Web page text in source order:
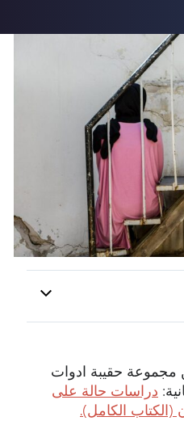
مجموعة حقيبة ادوات
دراسات حالة على
(الكتاب الكامل).